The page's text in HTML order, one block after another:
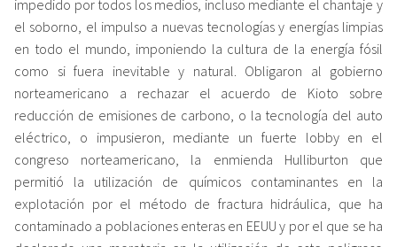
impedido por todos los medios, incluso mediante el chantaje y
el soborno, el impulso a nuevas tecnologías y energías limpias
en todo el mundo, imponiendo la cultura de la energía fósil
como si fuera inevitable y natural. Obligaron al gobierno
norteamericano a rechazar el acuerdo de Kioto sobre
reducción de emisiones de carbono, o la tecnología del auto
eléctrico, o impusieron, mediante un fuerte lobby en el
congreso norteamericano, la enmienda Hulliburton que
permitió la utilización de químicos contaminantes en la
explotación por el método de fractura hidráulica, que ha
contaminado a poblaciones enteras en EEUU y por el que se ha